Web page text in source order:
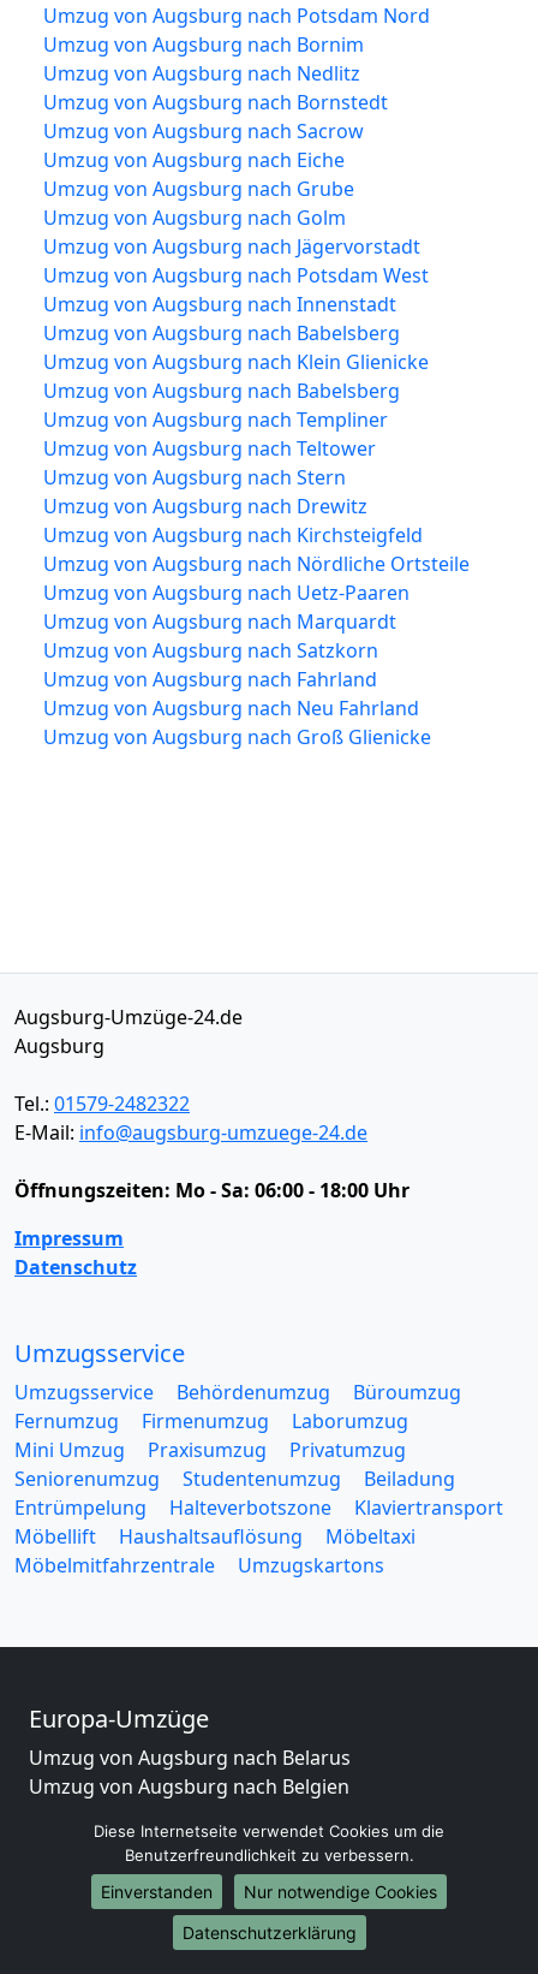
Umzug von Augsburg nach Potsdam Nord
Umzug von Augsburg nach Bornim
Umzug von Augsburg nach Nedlitz
Umzug von Augsburg nach Bornstedt
Umzug von Augsburg nach Sacrow
Umzug von Augsburg nach Eiche
Umzug von Augsburg nach Grube
Umzug von Augsburg nach Golm
Umzug von Augsburg nach Jägervorstadt
Umzug von Augsburg nach Potsdam West
Umzug von Augsburg nach Innenstadt
Umzug von Augsburg nach Babelsberg
Umzug von Augsburg nach Klein Glienicke
Umzug von Augsburg nach Babelsberg
Umzug von Augsburg nach Templiner
Umzug von Augsburg nach Teltower
Umzug von Augsburg nach Stern
Umzug von Augsburg nach Drewitz
Umzug von Augsburg nach Kirchsteigfeld
Umzug von Augsburg nach Nördliche Ortsteile
Umzug von Augsburg nach Uetz-Paaren
Umzug von Augsburg nach Marquardt
Umzug von Augsburg nach Satzkorn
Umzug von Augsburg nach Fahrland
Umzug von Augsburg nach Neu Fahrland
Umzug von Augsburg nach Groß Glienicke
Augsburg-Umzüge-24.de
Augsburg
Tel.: 01579-2482322
E-Mail: info@augsburg-umzuege-24.de
Öffnungszeiten: Mo - Sa: 06:00 - 18:00 Uhr
Impressum
Datenschutz
Umzugsservice
Umzugsservice Behördenumzug
Büroumzug
Fernumzug
Firmenumzug
Laborumzug
Mini Umzug
Praxisumzug
Privatumzug
Seniorenumzug
Studentenumzug
Beiladung
Entrümpelung
Halteverbotszone
Klaviertransport
Möbellift
Haushaltsauflösung
Möbeltaxi
Möbelmitfahrzentrale
Umzugskartons
Europa-Umzüge
Umzug von Augsburg nach Belarus
Umzug von Augsburg nach Belgien
Umzug von Augsburg nach Dänemark
Umzug von Augsburg nach England
Umzug von Augsburg nach Portugal
Umzug von Augsburg nach Bosnien
und Herzegowina
Diese Internetseite verwendet Cookies um die
Benutzerfreundlichkeit zu verbessern.
Einverstanden
Nur notwendige Cookies
Datenschutzerklärung